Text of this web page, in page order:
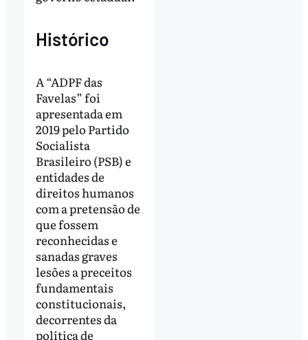
Histórico
A “ADPF das
Favelas” foi
apresentada em
2019 pelo Partido
Socialista
Brasileiro (PSB) e
entidades de
direitos humanos
com a pretensão de
que fossem
reconhecidas e
sanadas graves
lesões a preceitos
fundamentais
constitucionais,
decorrentes da
política de